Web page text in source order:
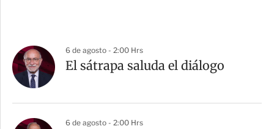
6 de agosto - 2:00 Hrs
El sátrapa saluda el diálogo
6 de agosto - 2:00 Hrs